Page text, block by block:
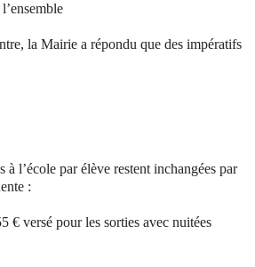
la Mairie a répondu que des impératifs
à l’école par élève restent inchangées par
:
€ versé pour les sorties avec nuitées